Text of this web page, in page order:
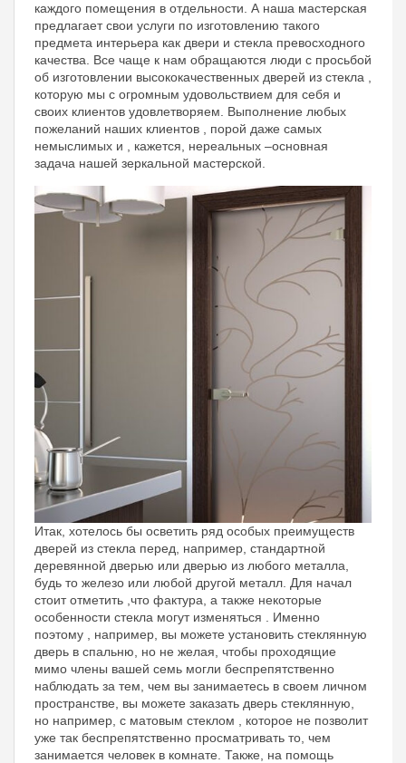
каждого помещения в отдельности. А наша мастерская
предлагает свои услуги по изготовлению такого
предмета интерьера как двери и стекла превосходного
качества. Все чаще к нам обращаются люди с просьбой
об изготовлении высококачественных дверей из стекла ,
которую мы с огромным удовольствием для себя и
своих клиентов удовлетворяем. Выполнение любых
пожеланий наших клиентов , порой даже самых
немыслимых и , кажется, нереальных –основная
задача нашей зеркальной мастерской.
Итак, хотелось бы осветить ряд особых преимуществ
дверей из стекла перед, например, стандартной
деревянной дверью или дверью из любого металла,
будь то железо или любой другой металл. Для начал
стоит отметить ,что фактура, а также некоторые
особенности стекла могут изменяться . Именно
поэтому , например, вы можете установить стеклянную
дверь в спальню, но не желая, чтобы проходящие
мимо члены вашей семь могли беспрепятственно
наблюдать за тем, чем вы занимаетесь в своем личном
пространстве, вы можете заказать дверь стеклянную,
но например, с матовым стеклом , которое не позволит
уже так беспрепятственно просматривать то, чем
занимается человек в комнате. Также, на помощь